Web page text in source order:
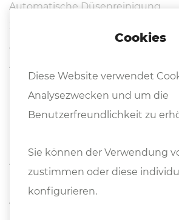
Automatische Düsenreinigung
Lichtschrankenschutz für den
Ausgerüstet gemäß CE Richtlinien
Alternative Laserquellen:
Cookies
Diese Website verwendet
Analysezwecken und um die
Benutzerfreundlichkeit zu
Sie können der Verwendung
zustimmen oder diese
konfigurieren.